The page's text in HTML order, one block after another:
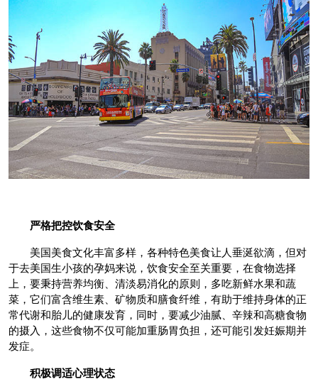
严格把控饮食安全
美国美食文化丰富多样，各种特色美食让人垂涎欲滴，但对
于去美国生小孩的孕妈来说，饮食安全至关重要，在食物选择
上，要秉持营养均衡、清淡易消化的原则，多吃新鲜水果和蔬
菜，它们富含维生素、矿物质和膳食纤维，有助于维持身体的正
常代谢和胎儿的健康发育，同时，要减少油腻、辛辣和高糖食物
的摄入，这些食物不仅可能加重肠胃负担，还可能引发妊娠期并
发症。
积极调适心理状态